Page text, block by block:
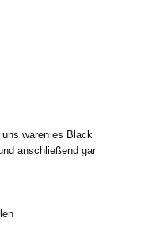
waren es Black
anschließend gar